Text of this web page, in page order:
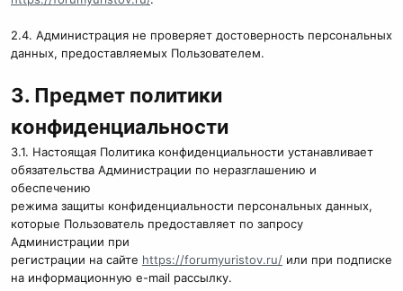
2.4. Администрация не проверяет достоверность персональных
данных, предоставляемых Пользователем.
3. Предмет политики
конфиденциальности
3.1. Настоящая Политика конфиденциальности устанавливает
обязательства Администрации по неразглашению и
обеспечению
режима защиты конфиденциальности персональных данных,
которые Пользователь предоставляет по запросу
Администрации при
регистрации на сайте https://forumyuristov.ru/ или при подписке
на информационную e-mail рассылку.